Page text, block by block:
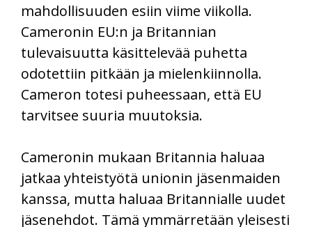
mahdollisuuden esiin viime viikolla.
Cameronin EU:n ja Britannian
tulevaisuutta käsittelevää puhetta
odotettiin pitkään ja mielenkiinnolla.
Cameron totesi puheessaan, että EU
tarvitsee suuria muutoksia.
Cameronin mukaan Britannia haluaa
jatkaa yhteistyötä unionin jäsenmaiden
kanssa, mutta haluaa Britannialle uudet
jäsenehdot. Tämä ymmärretään yleisesti